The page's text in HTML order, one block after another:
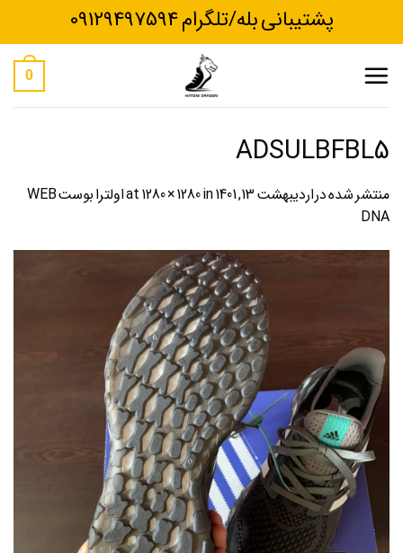
پشتیبانی بله/تلگرام 09129497594
0
ADSULBFBL5
منتشر شده دراردیبهشت 13, 1401 1280 × 1280in
اولترا بوست WEB
DNA